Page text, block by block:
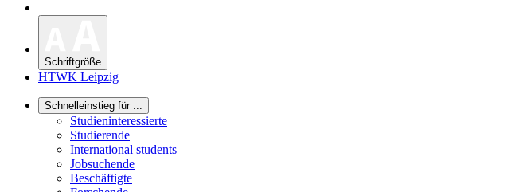
Schriftgröße
HTWK Leipzig
Schnelleinstieg für ...
Studieninteressierte
Studierende
International students
Jobsuchende
Beschäftigte